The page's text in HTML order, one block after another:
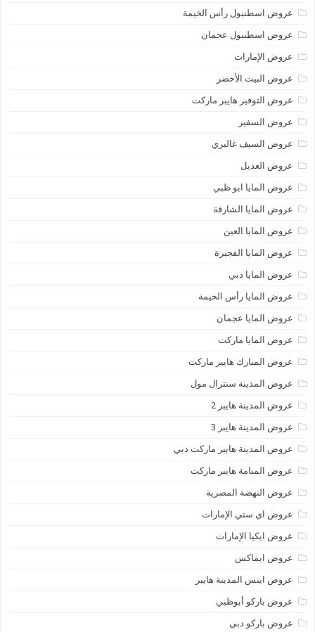
عروض اسطنبول رأس الخيمة
عروض اسطنبول عجمان
عروض الإمارات
عروض البيت الأخضر
عروض التوفير هايبر ماركت
عروض السفير
عروض السيف غاليري
عروض العديل
عروض المايا ابو ظبي
عروض المايا الشارقة
عروض المايا العين
عروض المايا الفجيرة
عروض المايا دبي
عروض المايا رأس الخيمة
عروض المايا عجمان
عروض المايا ماركت
عروض المبارك هايبر ماركت
عروض المدينة سنترال مول
عروض المدينة هايبر 2
عروض المدينة هايبر 3
عروض المدينة هايبر ماركت دبي
عروض المنامة هايبر ماركت
عروض النهضة المصرية
عروض اي ستي الإمارات
عروض ايكيا الإمارات
عروض ايماكس
عروض اينس المدينة هايبر
عروض باركو أبوظبي
عروض باركو دبي